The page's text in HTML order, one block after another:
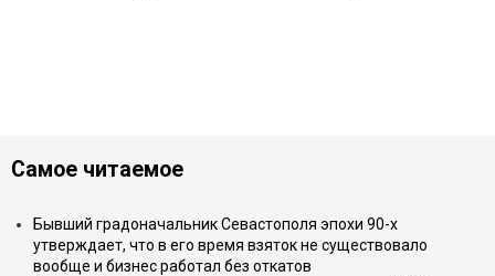
Самое читаемое
Бывший градоначальник Севастополя эпохи 90-х
утверждает, что в его время взяток не существовало
вообще и бизнес работал без откатов